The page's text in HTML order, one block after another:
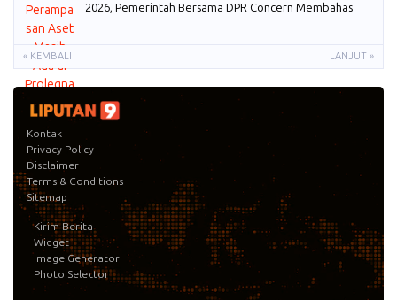
2026, Pemerintah Bersama DPR Concern Membahas
« KEMBALI LANJUT »
Kontak
Privacy Policy
Disclaimer
Terms & Conditions
Sitemap
Kirim Berita
Widget
Image Generator
Photo Selector